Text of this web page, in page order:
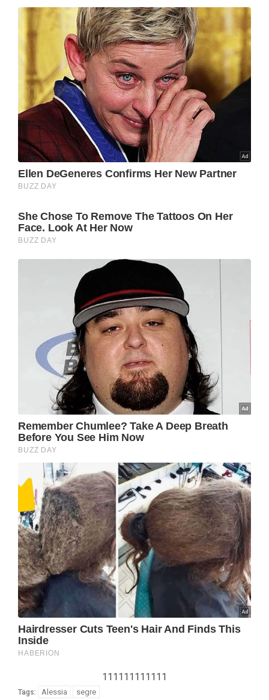
111111111111
Tags: Alessia segre